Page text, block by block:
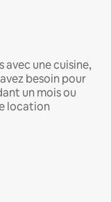
avec une cuisine,
besoin pour
un mois ou
location